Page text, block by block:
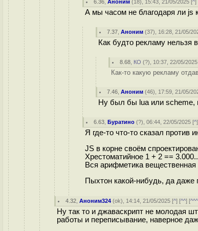
6.36 ,Аноним (18), 15:43, 21/05/2025 [^]
А мы часом не благодаря ли js
7.37 ,Аноним (37), 16:28, 21/05/
Как будто рекламу нельзя
8.68 КО (?), 10:37, 22/05/
Как-то какую рекламу
7.46 ,Аноним (46), 17:59, 21/05/
Ну был бы lua или scheme,
6.63 ,Буратино (?), 06:44, 22/05/2025 [^
Я где-то что-то сказал против
JS в корне своём
Хрестоматийное 1 + 2 ==
Вся арифметика вещественная
Пыхтон какой-нибудь, да
4.32 ,Аноним324 (ok), 14:14, 21/05/2025 [^] [^^] [^^^
Ну так то и джаваскрипт не молодая
работы и переписывание, наверное